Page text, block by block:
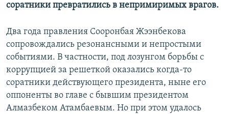
соратники превратились в непримиримых врагов.
Два года правления Сооронбая Жээнбекова
сопровождались резонансными и непростыми
событиями. В частности, под лозунгом борьбы с
коррупцией за решеткой оказались когда-то
соратники действующего президента, ныне его
оппоненты во главе с бывшим президентом
Алмазбеком Атамбаевым. Но при этом удалось